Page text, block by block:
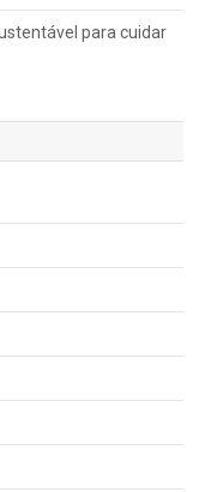
para cuidar